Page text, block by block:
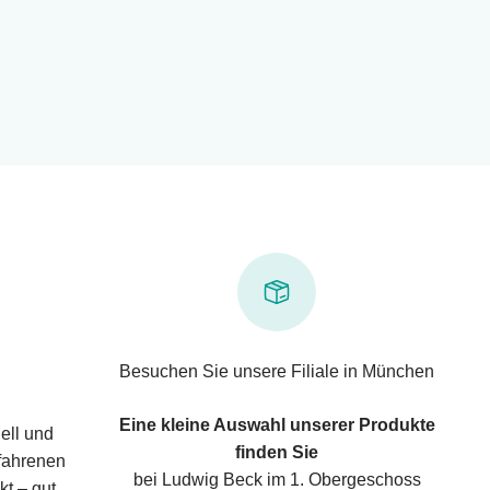
und
Besuchen Sie unsere Filiale in München
Eine kleine Auswahl unserer Produkte
finden Sie
bei Ludwig Beck im 1. Obergeschoss